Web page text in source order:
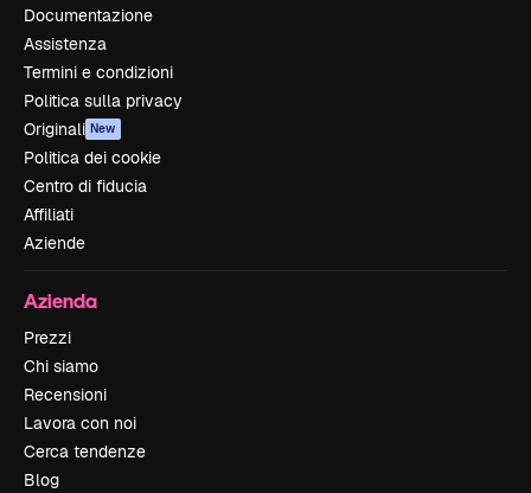
Documentazione
Assistenza
Termini e condizioni
Politica sulla privacy
Originali New
Politica dei cookie
Centro di fiducia
Affiliati
Aziende
Azienda
Prezzi
Chi siamo
Recensioni
Lavora con noi
Cerca tendenze
Blog